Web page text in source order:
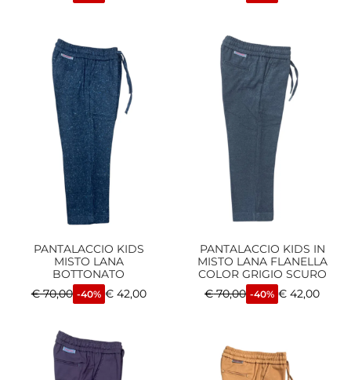
PANTALACCIO KIDS
MISTO LANA
BOTTONATO
€70,00 -40% €42,00
PANTALACCIO KIDS IN
MISTO LANA FLANELLA
COLOR GRIGIO SCURO
€70,00 -40% € 42,00